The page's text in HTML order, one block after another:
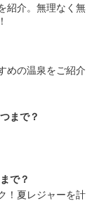
紹介。無理なく無
めの温泉をご紹介
まで？
で？
！夏レジャーを計